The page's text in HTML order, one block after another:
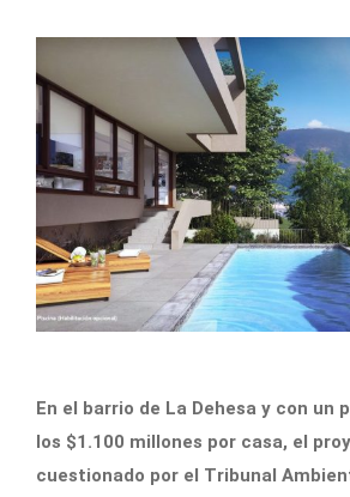
En el barrio de La Dehesa y con un
los $1.100 millones por casa, el
cuestionado por el Tribunal